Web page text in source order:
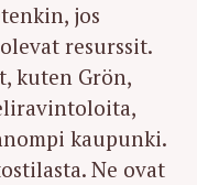
jos
resurssit.
kuten Grön,
kaupunki.
Ne ovat